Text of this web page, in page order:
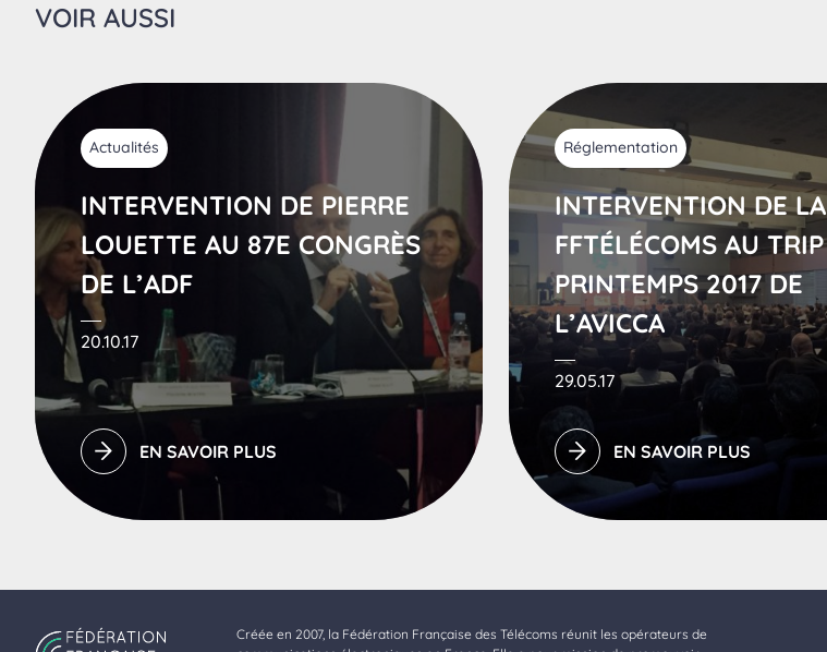
VOIR AUSSI
Actualités
INTERVENTION DE PIERRE
LOUETTE AU 87E CONGRÈS
DE L’ADF
20.10.17
EN SAVOIR PLUS
Réglementation
INTERVENTION DE LA
FFTÉLÉCOMS AU TRIP
PRINTEMPS 2017 DE
L’AVICCA
29.05.17
EN SAVOIR PLUS
Créée en 2007, la Fédération Française des Télécoms réunit les opérateurs de